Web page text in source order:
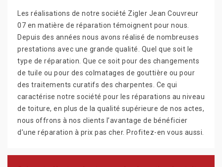
Les réalisations de notre société Zigler Jean Couvreur
07 en matière de réparation témoignent pour nous.
Depuis des années nous avons réalisé de nombreuses
prestations avec une grande qualité. Quel que soit le
type de réparation. Que ce soit pour des changements
de tuile ou pour des colmatages de gouttière ou pour
des traitements curatifs des charpentes. Ce qui
caractérise notre société pour les réparations au niveau
de toiture, en plus de la qualité supérieure de nos actes,
nous offrons à nos clients l’avantage de bénéficier
d’une réparation à prix pas cher. Profitez-en vous aussi.